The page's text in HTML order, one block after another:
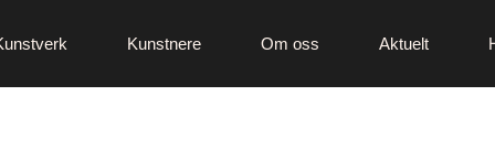
Kunstnere Om oss Aktuelt